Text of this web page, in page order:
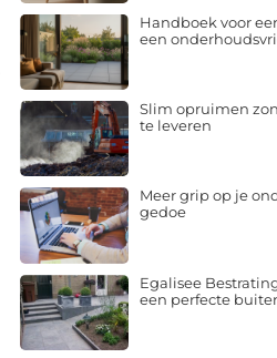
Handboek voor
een
Slim opruimen
te leveren
Meer grip op je
gedoe
Egalisee
een perfecte